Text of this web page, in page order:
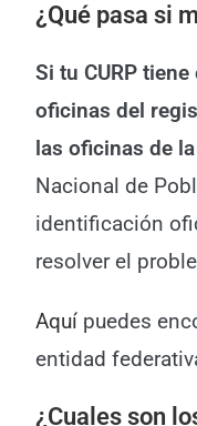
¿Qué pasa si
Si tu CURP
oficinas del
las oficinas de la
Nacional de
identificación
resolver el
Aquí puedes
entidad
¿Cuales son